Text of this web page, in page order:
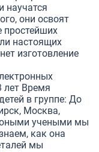
научатся
они освоят
простейших
настоящих
изготовление
лет Время
в группе: До
Москва,
учеными мы
как она
мы